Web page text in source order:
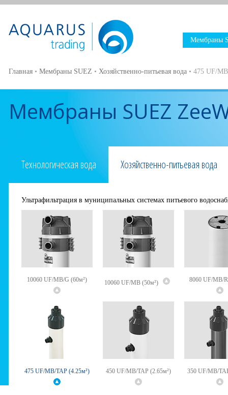
Мембраны
Главная • Мембраны SUEZ • Хозяйственно-питьевая вода • 475 UF/
Мембраны SUEZ
Технологическая вода Хозяйственно-питьевая вода
Ультрафильтрация в муниципальных системах питьевого
10060 UF/MB/G (60м²) 10060 UF/MB (50м²) 8060 UF/MB/
475 UF/MB/TAP (4.25м²) 450 UF/MB/TAP (2.65м²) 350 UF/MB/